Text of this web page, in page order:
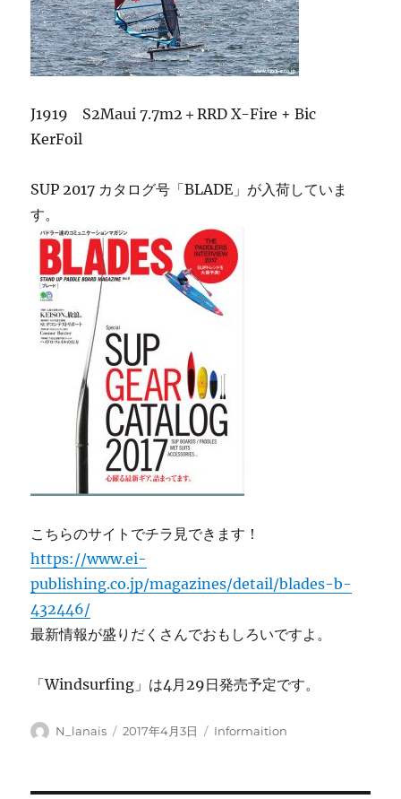
J1919 S2Maui 7.7m2＋RRD X-Fire + Bic
KerFoil
SUP 2017 カタログ号「BLADE」が入荷していま
す。
こちらのサイトでチラ見できます！
https://www.ei-
publishing.co.jp/magazines/detail/blades-b-
432446/
最新情報が盛りだくさんでおもしろいですよ。
「Windsurfing」は4月29日発売予定です。
投
N_lanais
投
2017年4月3日
カ
Informaition